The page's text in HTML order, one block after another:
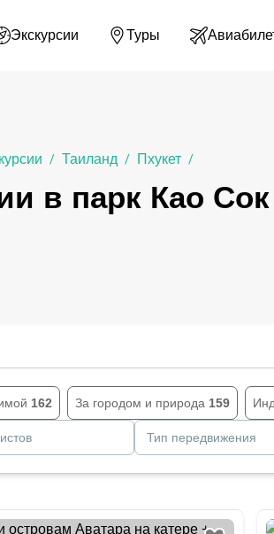
Экскурсии Туры
/ Таиланд / Пхукет /
в парк Као Сок
162 За городом и природа 159
Тип передвижения